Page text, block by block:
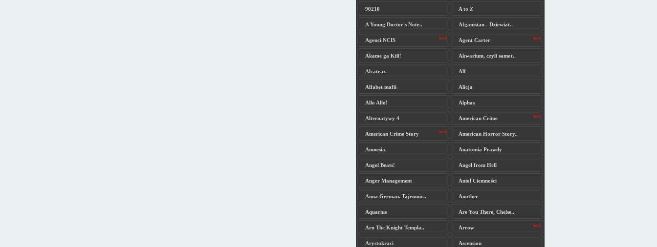
90210 A to Z
A Young Doctor's Note.. Afganistan - Dziewiat..
Agenci NCIS Agent Carter
Akame ga Kill! Akwarium, czyli samot..
Alcatraz Alf
Alfabet mafii Alicja
Allo Allo! Alphas
Alternatywy 4 American Crime
American Crime Story American Horror Story..
Amnesia Anatomia Prawdy
Angel Beats! Angel from Hell
Anger Management Anioł Ciemności
Anna German. Tajemnic.. Another
Aquarius Are You There, Chelse..
Arn The Knight Templa.. Arrow
Arystokraci Ascension